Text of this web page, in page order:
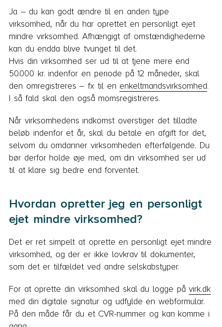
Ja – du kan godt ændre til en anden type
virksomhed, når du har oprettet en personligt ejet
mindre virksomhed. Afhængigt af omstændighederne
kan du endda blive tvunget til det.
Hvis din virksomhed ser ud til at tjene mere end
50.000 kr. indenfor en periode på 12 måneder, skal
den omregistreres – fx til en enkeltmandsvirksomhed.
I så fald skal den også momsregistreres.
Når virksomhedens indkomst overstiger det tilladte
beløb indenfor et år, skal du betale en afgift for det,
selvom du omdanner virksomheden efterfølgende. Du
bør derfor holde øje med, om din virksomhed ser ud
til at klare sig bedre end forventet.
Hvordan opretter jeg en personligt
ejet mindre virksomhed?
Det er ret simpelt at oprette en personligt ejet mindre
virksomhed, og der er ikke lovkrav til dokumenter,
som det er tilfældet ved andre selskabstyper.
For at oprette din virksomhed skal du logge påvirk.dk
med din digitale signatur og udfylde en webformular.
På den måde får du et CVR-nummer og kan komme i